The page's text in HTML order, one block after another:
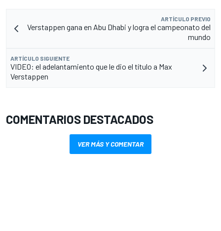
ARTÍCULO PREVIO
Verstappen gana en Abu Dhabi y logra el campeonato del
mundo
ARTÍCULO SIGUIENTE
VIDEO: el adelantamiento que le dio el título a Max
Verstappen
COMENTARIOS DESTACADOS
VER MÁS Y COMENTAR